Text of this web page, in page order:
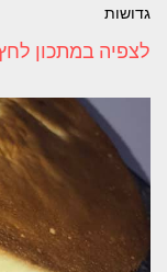
גדושות
לצפיה במתכון